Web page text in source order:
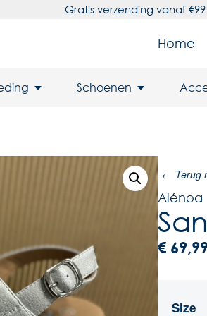
Gratis verzending vanaf
Home
Schoenen
‹ Terug
Alénoa
€
Size